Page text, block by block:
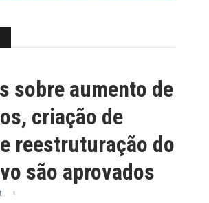
sobre aumento de
criação de
reestruturação do
são aprovados